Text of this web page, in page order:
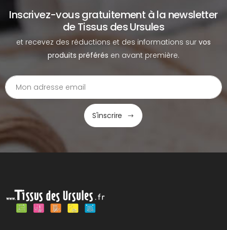
Inscrivez-vous gratuitement à la newsletter
de Tissus des Ursules
et recevez des réductions et des informations sur vos
produits préférés en avant première.
S'inscrire